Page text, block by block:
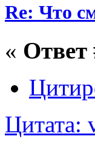
Re: Что
« Ответ
Цитата: